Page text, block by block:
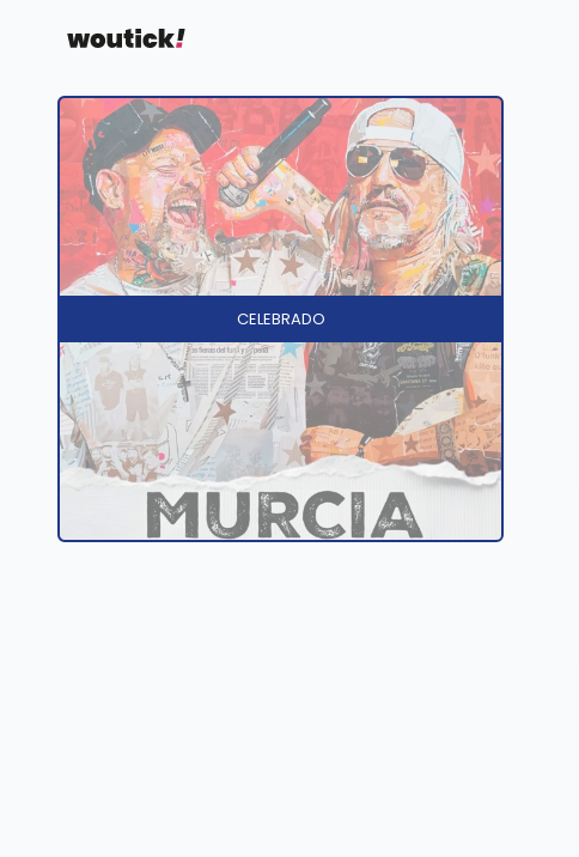
CELEBRADO